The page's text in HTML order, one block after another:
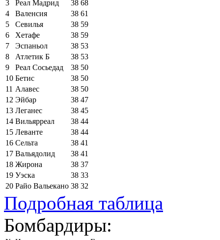
3
Реал Мадрид 38 68
4
Валенсия 38 61
5
Севилья 38 59
6
Хетафе 38 59
7
Эспаньол 38 53
8
Атлетик Б 38 53
9
Реал Сосьедад 38 50
10 Бетис 38 50
11 Алавес 38 50
12 Эйбар 38 47
13 Леганес 38 45
14 Вильярреал 38 44
15 Леванте 38 44
16 Сельта 38 41
17 Вальядолид 38 41
18 Жирона 38 37
19 Уэска 38 33
20 Райо Вальекано 38 32
Подробная таблица
Бомбардиры: